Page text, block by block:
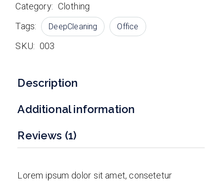
Category: Clothing
Tags:
DeepCleaning Office
SKU: 003
Description
Additional information
Reviews (1)
Lorem ipsum dolor sit amet, consetetur